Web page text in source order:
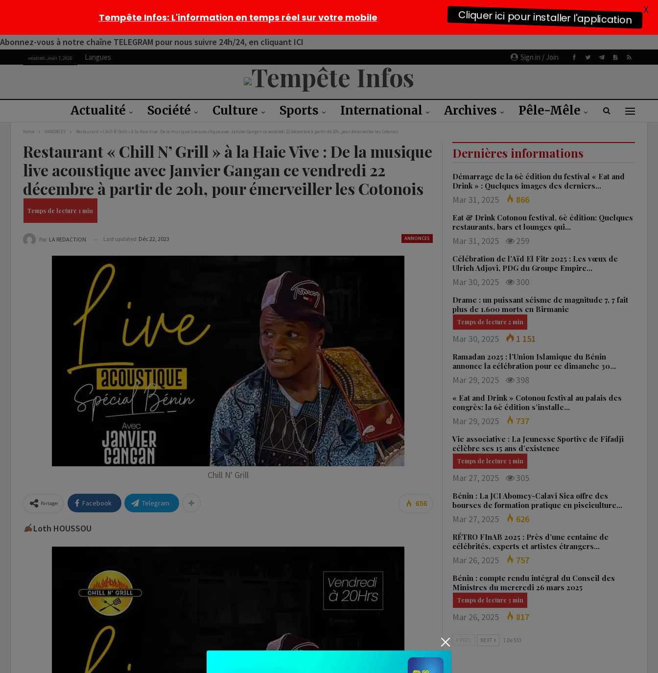
Abonnez-vous à notre chaîne TELEGRAM pour nous suivre 24h/24, en cliquant ICI
Sign in / Join
vendredi, août 7, 2026 Langues
Actualité Société Culture Sports International Archives Pêle-Mêle
Home ANNONCES Restaurant « Chill N’ Grill » à la Haie Vive : De la musique live acoustique avec Janvier Gangan ce vendredi 22 décembre à partir de 20h, pour émerveiller les Cotonois
Restaurant « Chill N’ Grill » à la Haie Vive : De la musique
live acoustique avec Janvier Gangan ce vendredi 22
décembre à partir de 20h, pour émerveiller les Cotonois
ANNONCES
Par LA REDACTION Last updated Déc 22, 2023
Chill N' Grill
656
Partager Facebook Telegram
Loth HOUSSOU
Dernières informations
Démarrage de la 6è édition du festival « Eat and
Drink » : Quelques images des derniers…
Mar 31, 2025 866
Eat & Drink Cotonou festival, 6è édition: Quelques
restaurants, bars et lounges qui…
Mar 31, 2025 259
Célébration de l’Aïd El Fitr 2025 : Les vœux de
Ulrich Adjovi, PDG du Groupe Empire…
Mar 30, 2025 300
Drame : un puissant séisme de magnitude 7, 7 fait
plus de 1.600 morts en Birmanie
Mar 30, 2025 1 151
Ramadan 2025 : l’Union Islamique du Bénin
annonce la célébration pour ce dimanche 30…
Mar 29, 2025 398
« Eat and Drink » Cotonou festival au palais des
congrès: la 6è édition s’installe…
Mar 29, 2025 737
Vie associative : La Jeunesse Sportive de Fifadji
célèbre ses 15 ans d’existence
Mar 27, 2025 305
Bénin : La JCI Abomey-Calavi Sica offre des
bourses de formation pratique en pisciculture…
Mar 27, 2025 626
RÉTRO FInAB 2025 : Près d’une centaine de
célébrités, experts et artistes étrangers…
Mar 26, 2025 757
Bénin : compte rendu intégral du Conseil des
Ministres du mercredi 26 mars 2025
Mar 26, 2025 817
NEXT 1 De 533
Tempête Infos: L'information en temps réel sur votre mobile Cliquer ici pour installer l'application
X